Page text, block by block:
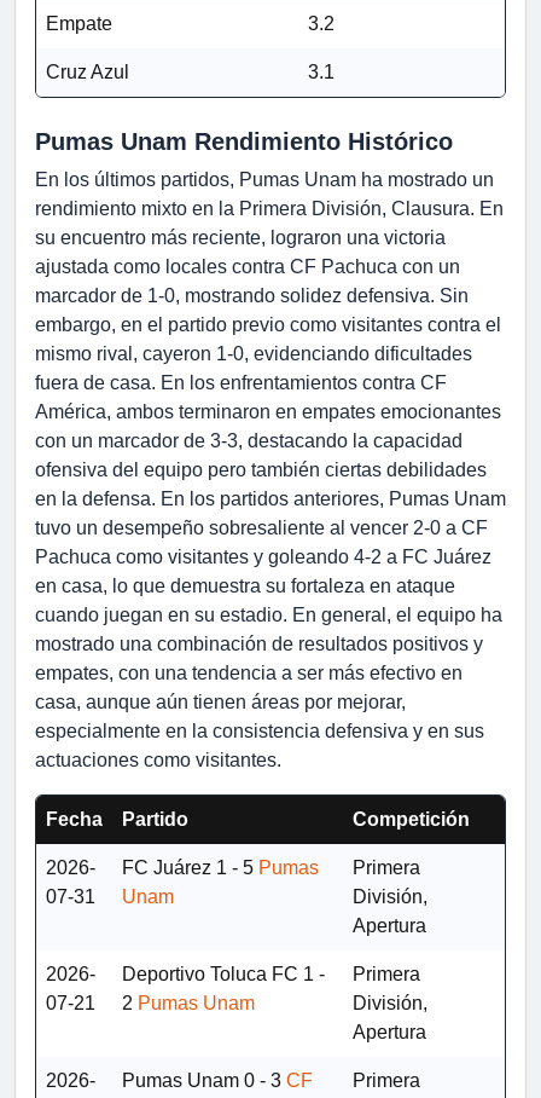
Empate 3.2
Cruz Azul 3.1
Pumas Unam Rendimiento Histórico
En los últimos partidos, Pumas Unam ha mostrado un
rendimiento mixto en la Primera División, Clausura. En
su encuentro más reciente, lograron una victoria
ajustada como locales contra CF Pachuca con un
marcador de 1-0, mostrando solidez defensiva. Sin
embargo, en el partido previo como visitantes contra el
mismo rival, cayeron 1-0, evidenciando dificultades
fuera de casa. En los enfrentamientos contra CF
América, ambos terminaron en empates emocionantes
con un marcador de 3-3, destacando la capacidad
ofensiva del equipo pero también ciertas debilidades
en la defensa. En los partidos anteriores, Pumas Unam
tuvo un desempeño sobresaliente al vencer 2-0 a CF
Pachuca como visitantes y goleando 4-2 a FC Juárez
en casa, lo que demuestra su fortaleza en ataque
cuando juegan en su estadio. En general, el equipo ha
mostrado una combinación de resultados positivos y
empates, con una tendencia a ser más efectivo en
casa, aunque aún tienen áreas por mejorar,
especialmente en la consistencia defensiva y en sus
actuaciones como visitantes.
Fecha Partido Competición
2026-
07-31
FC Juárez 1 - 5 Pumas
Unam
Primera
División,
Apertura
2026-
07-21
Deportivo Toluca FC 1 -
2 Pumas Unam
Primera
División,
Apertura
2026- Pumas Unam 0 - 3 CF Primera